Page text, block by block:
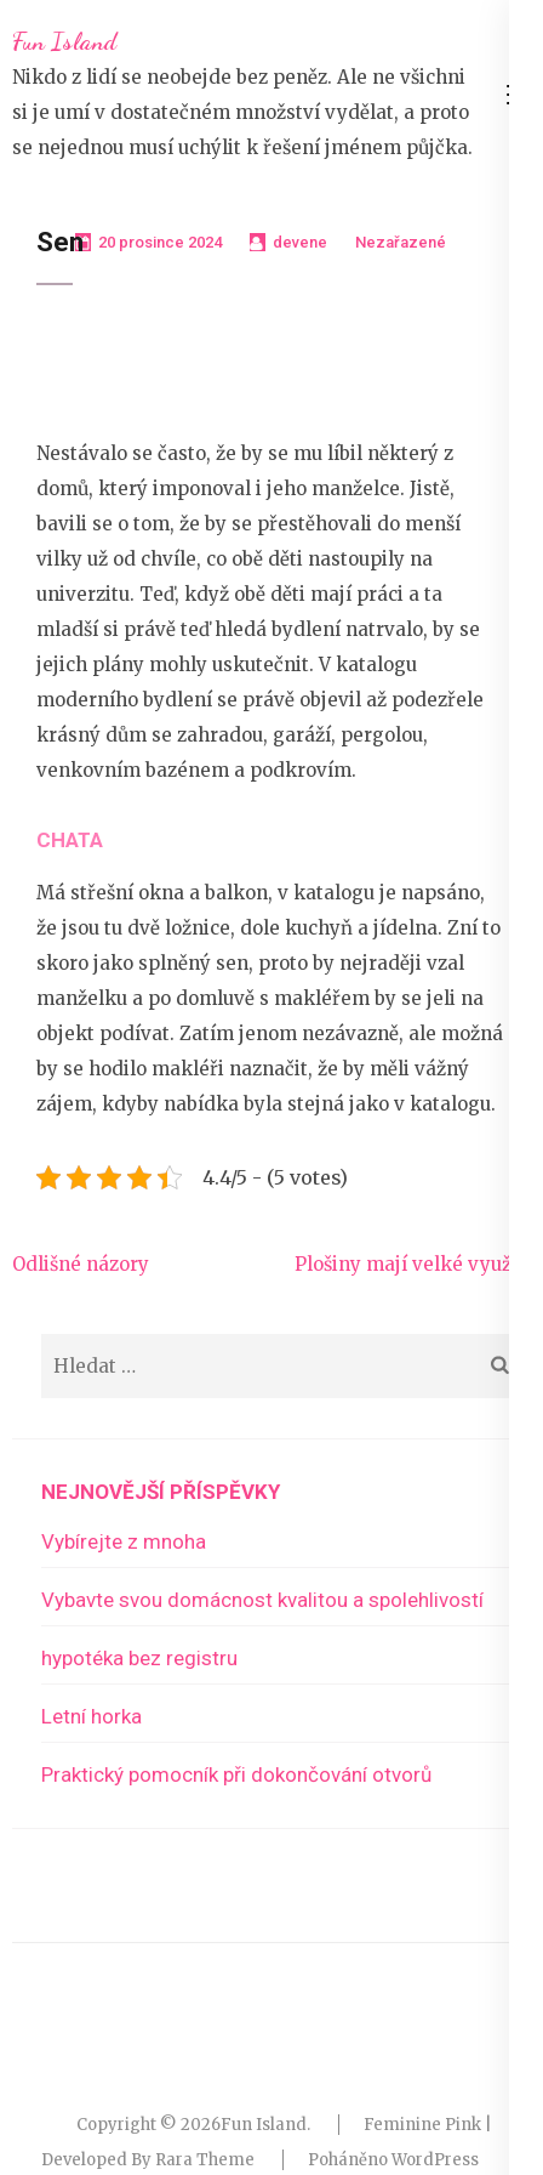
na
obsah
(stiskněte
Enter)
Fun Island
Nikdo z lidí se neobejde bez peněz. Ale ne všichni
si je umí v dostatečném množství vydělat, a proto
se nejednou musí uchýlit k řešení jménem půjčka.
20 prosince 2024 devene Nezařazené
Sen
Nestávalo se často, že by se mu líbil některý z
domů, který imponoval i jeho manželce. Jistě,
bavili se o tom, že by se přestěhovali do menší
vilky už od chvíle, co obě děti nastoupily na
univerzitu. Teď, když obě děti mají práci a ta
mladší si právě teď hledá bydlení natrvalo, by se
jejich plány mohly uskutečnit. V katalogu
moderního bydlení se právě objevil až podezřele
krásný dům se zahradou, garáží, pergolou,
venkovním bazénem a podkrovím.
CHATA
Má střešní okna a balkon, v katalogu je napsáno,
že jsou tu dvě ložnice, dole kuchyň a jídelna. Zní to
skoro jako splněný sen, proto by nejraději vzal
manželku a po domluvě s makléřem by se jeli na
objekt podívat. Zatím jenom nezávazně, ale možná
by se hodilo makléři naznačit, že by měli vážný
zájem, kdyby nabídka byla stejná jako v katalogu.
4.4/5 - (5 votes)
Navigace
Odlišné názory Plošiny mají velké využití
NEJNOVĚJŠÍ PŘÍSPĚVKY
Vybírejte z mnoha
Vybavte svou domácnost kvalitou a spolehlivostí
hypotéka bez registru
Letní horka
Praktický pomocník při dokončování otvorů
Copyright © 2026Fun Island.
Feminine Pink |
Developed By Rara Theme PoháněnoWordPress